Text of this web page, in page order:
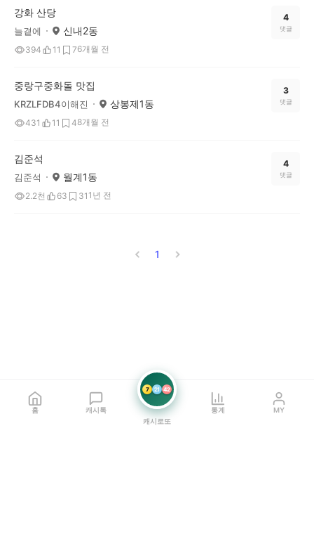
강화 산당
늘곁에 신내2동
394 11 76개월 전
4
댓글
중랑구중화돌 맛집
KRZLFDB4이해진 상봉제1동
431 11 48개월 전
3
댓글
김준석
김준석 월계1동
2.2천 63 31 1년 전
4
댓글
1
홈 캐시톡
7 21 42
캐시로또
통계 MY